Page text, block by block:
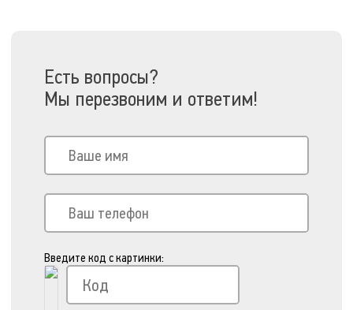
Есть вопросы?
Мы перезвоним и ответим!
Введите код с картинки: